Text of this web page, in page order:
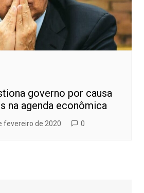
governo por causa
na agenda econômica
fevereiro de 2020 0